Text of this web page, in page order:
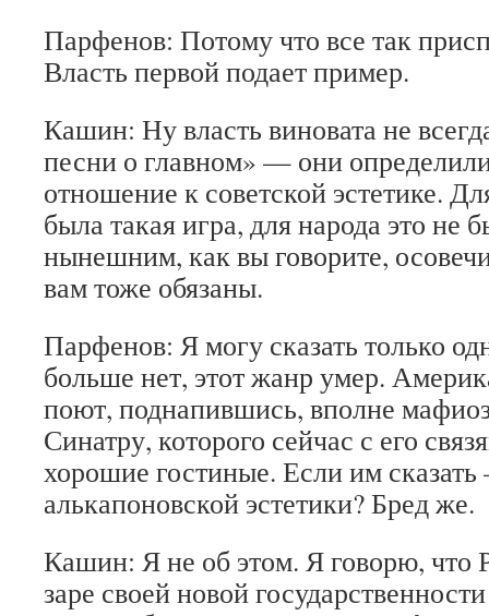
Парфенов: Потому что все так
Власть первой подает пример.
Кашин: Ну власть виновата не
песни о главном» — они
отношение к советской эстетике.
была такая игра, для народа это не
нынешним, как вы говорите,
вам тоже обязаны.
Парфенов: Я могу сказать только
больше нет, этот жанр умер.
поют, поднапившись, вполне
Синатру, которого сейчас с его
хорошие гостиные. Если им
алькапоновской эстетики? Бред же.
Кашин: Я не об этом. Я говорю, что
заре своей новой